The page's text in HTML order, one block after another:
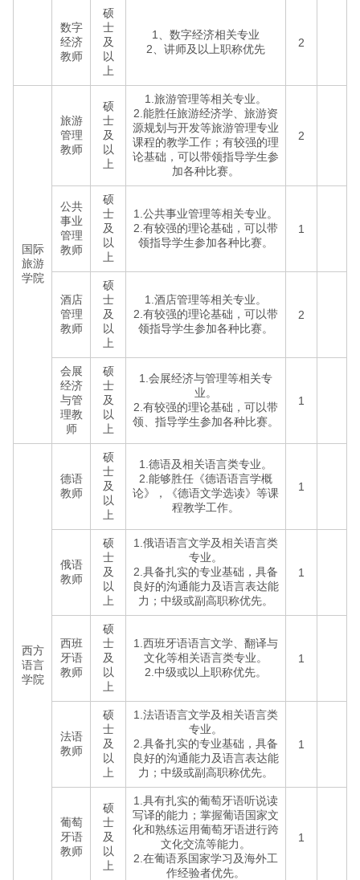
数字
经济
教师
硕
士
及
以
上
1、数字经济相关专业
2、讲师及以上职称优先
2
国际
旅游
学院
旅游
管理
教师
硕
士
及
以
上
1.旅游管理等相关专业。
2.能胜任旅游经济学、旅游资
源规划与开发等旅游管理专业
课程的教学工作；有较强的理
论基础，可以带领指导学生参
加各种比赛。
2
公共
事业
管理
教师
硕
士
及
以
上
1.公共事业管理等相关专业。
2.有较强的理论基础，可以带
领指导学生参加各种比赛。
1
酒店
管理
教师
硕
士
及
以
上
1.酒店管理等相关专业。
2.有较强的理论基础，可以带
领指导学生参加各种比赛。
2
会展
经济
与管
理教
师
硕
士
及
以
上
1.会展经济与管理等相关专
业。
2.有较强的理论基础，可以带
领、指导学生参加各种比赛。
1
西方
语言
学院
德语
教师
硕
士
及
以
上
1.德语及相关语言类专业。
2.能够胜任《德语语言学概
论》，《德语文学选读》等课
程教学工作。
1
俄语
教师
硕
士
及
以
上
1.俄语语言文学及相关语言类
专业。
2.具备扎实的专业基础，具备
良好的沟通能力及语言表达能
力；中级或副高职称优先。
1
西班
牙语
教师
硕
士
及
以
上
1.西班牙语语言文学、翻译与
文化等相关语言类专业。
2.中级或以上职称优先。
1
法语
教师
硕
士
及
以
上
1.法语语言文学及相关语言类
专业。
2.具备扎实的专业基础，具备
良好的沟通能力及语言表达能
力；中级或副高职称优先。
1
葡萄
牙语
教师
硕
士
及
以
上
1.具有扎实的葡萄牙语听说读
写译的能力；掌握葡语国家文
化和熟练运用葡萄牙语进行跨
文化交流等能力。
2.在葡语系国家学习及海外工
作经验者优先。
1